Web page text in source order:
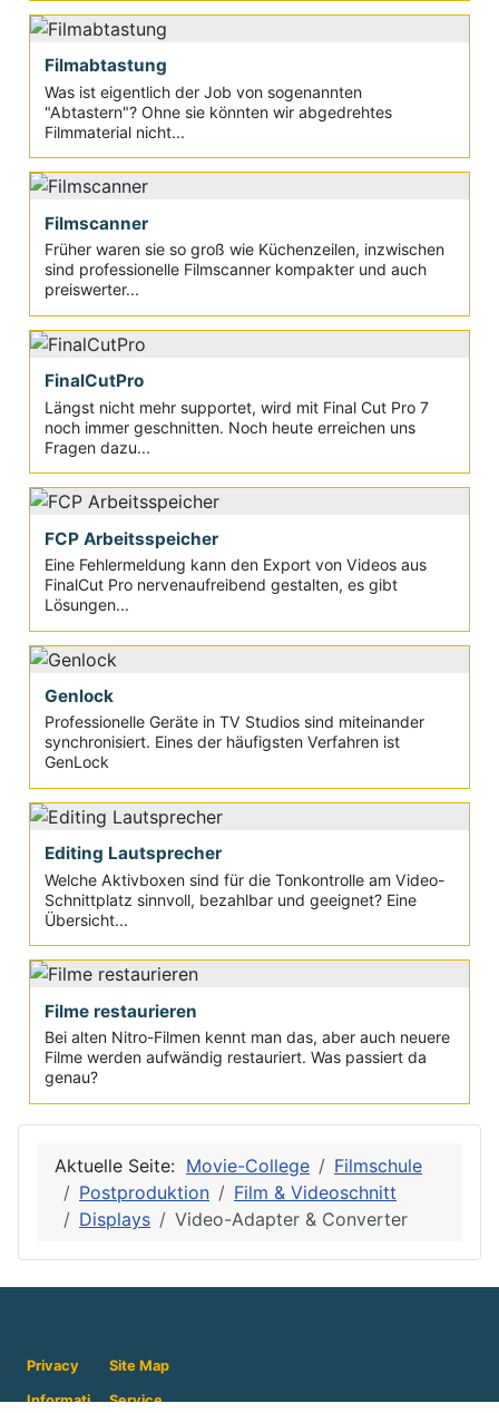
Filmabtastung
Was ist eigentlich der Job von sogenannten
"Abtastern"? Ohne sie könnten wir abgedrehtes
Filmmaterial nicht...
Filmscanner
Früher waren sie so groß wie Küchenzeilen, inzwischen
sind professionelle Filmscanner kompakter und auch
preiswerter...
FinalCutPro
Längst nicht mehr supportet, wird mit Final Cut Pro 7
noch immer geschnitten. Noch heute erreichen uns
Fragen dazu...
FCP Arbeitsspeicher
Eine Fehlermeldung kann den Export von Videos aus
FinalCut Pro nervenaufreibend gestalten, es gibt
Lösungen...
Genlock
Professionelle Geräte in TV Studios sind miteinander
synchronisiert. Eines der häufigsten Verfahren ist
GenLock
Editing Lautsprecher
Welche Aktivboxen sind für die Tonkontrolle am Video-
Schnittplatz sinnvoll, bezahlbar und geeignet? Eine
Übersicht...
Filme restaurieren
Bei alten Nitro-Filmen kennt man das, aber auch neuere
Filme werden aufwändig restauriert. Was passiert da
genau?
Aktuelle Seite: Movie-College
Filmschule
Postproduktion
Film & Videoschnitt
Displays
Video-Adapter & Converter
Privacy Site Map
Informati
Service